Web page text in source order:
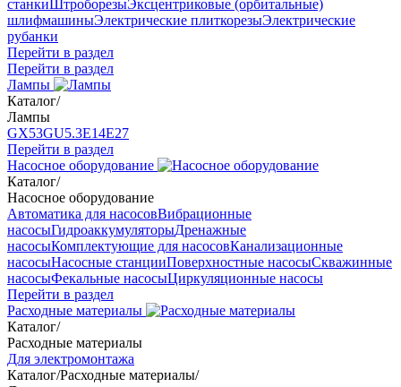
станкиШтроборезыЭксцентриковые (орбитальные)
шлифмашиныЭлектрические плиткорезыЭлектрические
рубанки
Перейти в раздел
Перейти в раздел
Лампы
Каталог/
Лампы
GX53GU5.3Е14Е27
Перейти в раздел
Насосное оборудование
Каталог/
Насосное оборудование
Автоматика для насосовВибрационные
насосыГидроаккумуляторыДренажные
насосыКомплектующие для насосовКанализационные
насосыНасосные станцииПоверхностные насосыСкважинные
насосыФекальные насосыЦиркуляционные насосы
Перейти в раздел
Расходные материалы
Каталог/
Расходные материалы
Для электромонтажа
Каталог/Расходные материалы/